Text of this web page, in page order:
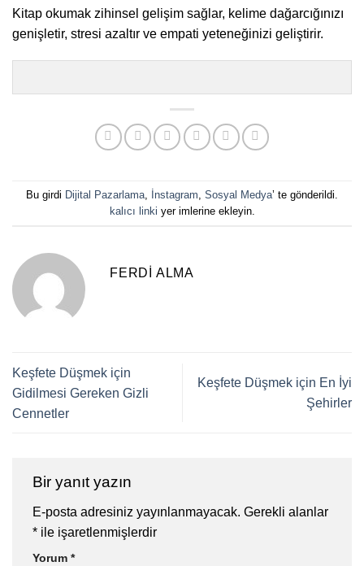
Kitap okumak zihinsel gelişim sağlar, kelime dağarcığınızı
genişletir, stresi azaltır ve empati yeteneğinizi geliştirir.
Bu girdi Dijital Pazarlama İnstagram Sosyal Medya’ te gönderildi.
kalıcı linki yer imlerine ekleyin.
FERDI ALMA
Keşfete Düşmek için
Gidilmesi Gereken Gizli
Cennetler
Keşfete Düşmek için En İyi
Şehirler
Bir yanıt yazın
E-posta adresiniz yayınlanmayacak. Gerekli alanlar
* ile işaretlenmişlerdir
Yorum *